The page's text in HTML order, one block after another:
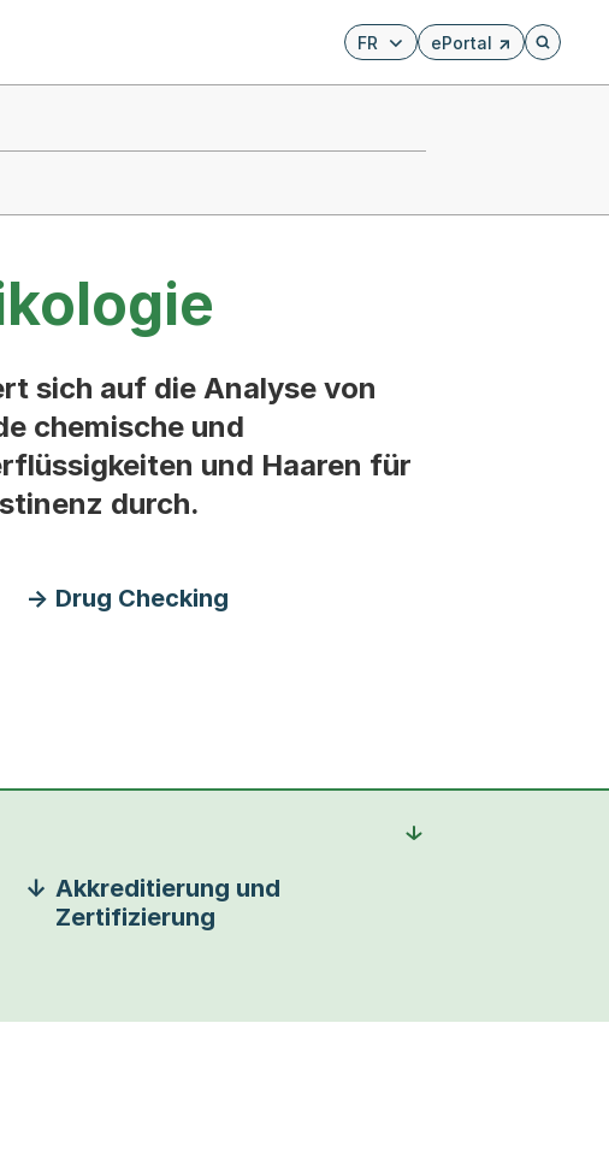
FR ePortal
Externer Link, wird in
Öffnet
sich auf die Analyse von
chemische und
und Haaren für
durch.
Drug Checking
Akkreditierung und
Zertifizierung